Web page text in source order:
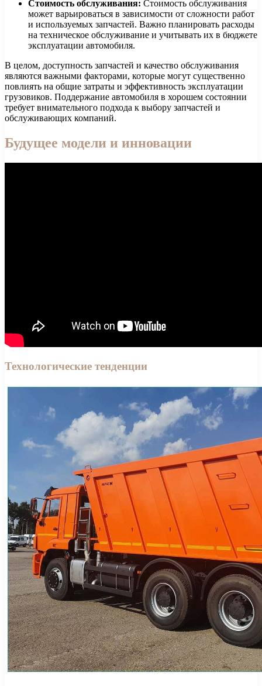
Стоимость обслуживания: Стоимость обслуживания
может варьироваться в зависимости от сложности работ
и используемых запчастей. Важно планировать расходы
на техническое обслуживание и учитывать их в бюджете
эксплуатации автомобиля.
В целом, доступность запчастей и качество обслуживания
являются важными факторами, которые могут существенно
повлиять на общие затраты и эффективность эксплуатации
грузовиков. Поддержание автомобиля в хорошем состоянии
требует внимательного подхода к выбору запчастей и
обслуживающих компаний.
Будущее модели и инновации
Технологические тенденции